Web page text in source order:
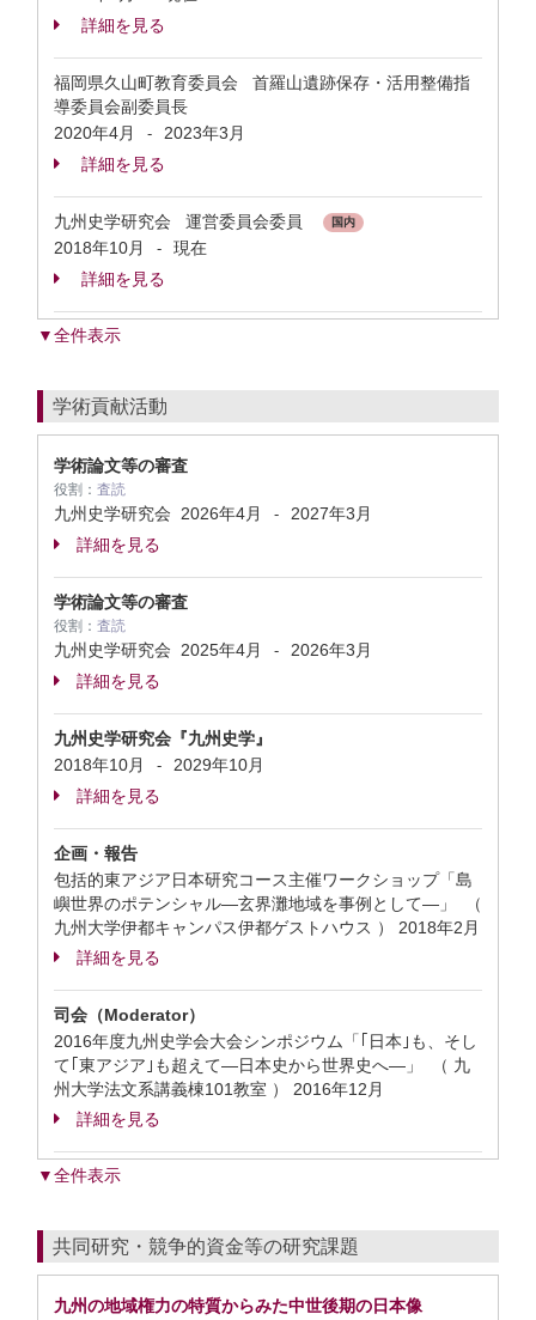
詳細を見る
福岡県久山町教育委員会 首羅山遺跡保存・活用整備指
導委員会副委員長
2020年4月
-
2023年3月
詳細を見る
九州史学研究会 運営委員会委員 国内
2018年10月 -
現在
詳細を見る
▼全件表示
学術貢献活動
学術論文等の審査
役割： 査読
九州史学研究会 2026年4月 -
2027年3月
詳細を見る
学術論文等の審査
役割： 査読
九州史学研究会 2025年4月 -
2026年3月
詳細を見る
九州史学研究会『九州史学』
2018年10月
-
2029年10月
詳細を見る
企画・報告
包括的東アジア日本研究コース主催ワークショップ「島
嶼世界のポテンシャル―玄界灘地域を事例として―」 （
九州大学伊都キャンパス伊都ゲストハウス ） 2018年2月
詳細を見る
司会（Moderator）
2016年度九州史学会大会シンポジウム「｢日本｣も、そし
て｢東アジア｣も超えて―日本史から世界史へ―」 （ 九
州大学法文系講義棟101教室 ） 2016年12月
詳細を見る
▼全件表示
共同研究・競争的資金等の研究課題
九州の地域権力の特質からみた中世後期の日本像